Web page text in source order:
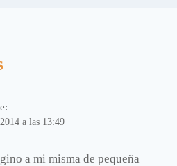
a las 13:49
a mi misma de pequeña